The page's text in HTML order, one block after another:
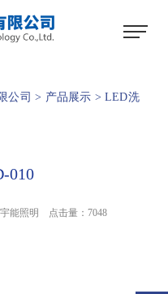
1
公司 > 产品展示 >LED洗
010
宇能照明 点击量： 7048